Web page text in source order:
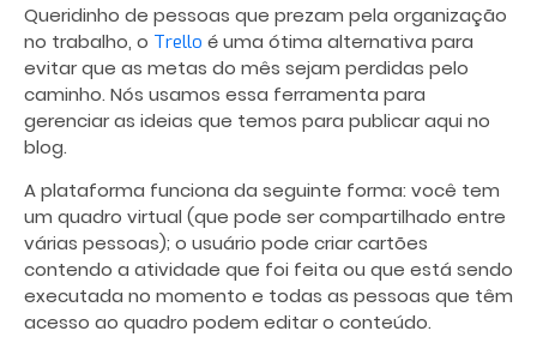
Queridinho de pessoas que prezam pela organização
no trabalho, o Trello é uma ótima alternativa para
evitar que as metas do mês sejam perdidas pelo
caminho. Nós usamos essa ferramenta para
gerenciar as ideias que temos para publicar aqui no
blog.
A plataforma funciona da seguinte forma: você tem
um quadro virtual (que pode ser compartilhado entre
várias pessoas); o usuário pode criar cartões
contendo a atividade que foi feita ou que está sendo
executada no momento e todas as pessoas que têm
acesso ao quadro podem editar o conteúdo.